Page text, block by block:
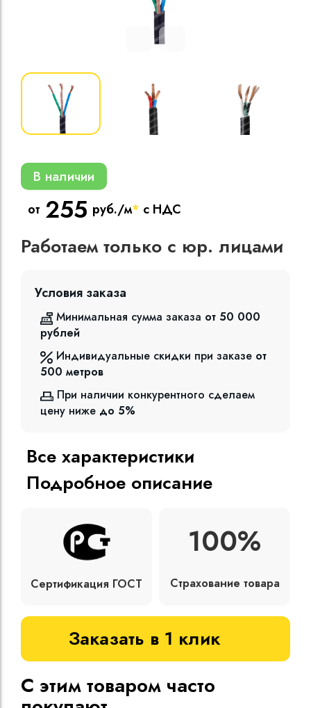
Кабели
изоляцией
В наличии
от 255 руб./м* с НДС
Работаем только с юр. лицами
Условия заказа
Минимальная сумма заказа от 50 000
рублей
Индивидуальные скидки при заказе от
500 метров
При наличии конкурентного сделаем
цену ниже до 5%
Все характеристики
Подробное описание
Сертификация ГОСТ
100%
Страхование товара
Заказать в 1 клик
С этим товаром часто